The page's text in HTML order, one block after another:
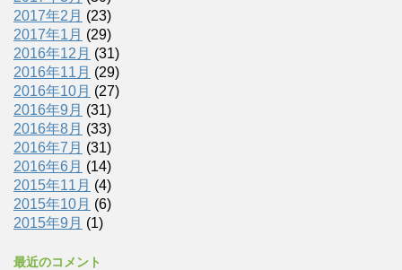
2017年2月 (23)
2017年1月 (29)
2016年12月 (31)
2016年11月 (29)
2016年10月 (27)
2016年9月 (31)
2016年8月 (33)
2016年7月 (31)
2016年6月 (14)
2015年11月 (4)
2015年10月 (6)
2015年9月 (1)
最近のコメント